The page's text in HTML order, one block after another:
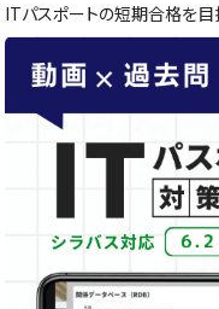
ITパスポートの短期合格を